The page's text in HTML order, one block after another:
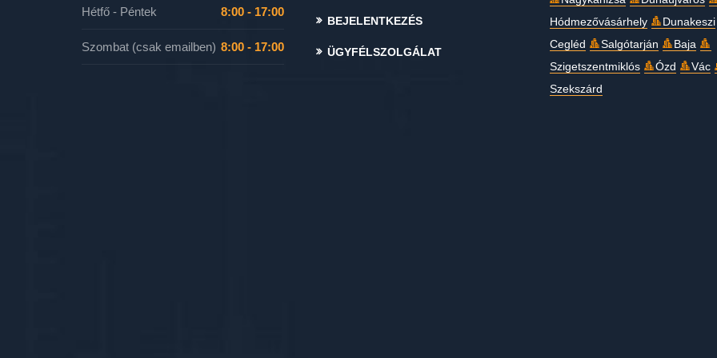
Hétfő - Péntek 8:00 - 17:00
Szombat (csak emailben) 8:00 - 17:00
BEJELENTKEZÉS
ÜGYFÉLSZOLGÁLAT
Hódmezővásárhely
Dunakeszi
Cegléd
Salgótarján
Baja
Szigetszentmiklós
Ózd
Vác
Szekszárd